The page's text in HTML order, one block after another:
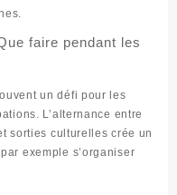
faire pendant les
un défi pour les
L’alternance entre
sorties culturelles crée un
exemple s’organiser